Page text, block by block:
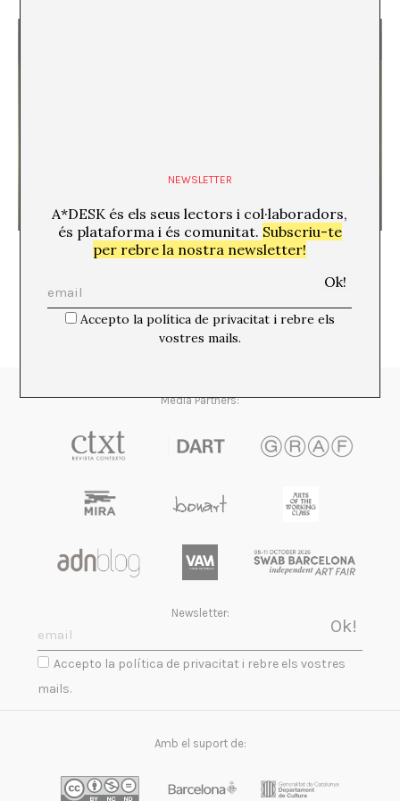
Fregar sílex amb pirita
Media Partners:
Newsletter:
Accepto la política de privacitat i rebre els vostres
mails.
Amb el suport de:
NEWSLETTER
A*DESK és els seus lectors i col·laboradors,
és plataforma i és comunitat. Subscriu-te
per rebre la nostra newsletter!
Accepto la política de privacitat i rebre els
vostres mails.